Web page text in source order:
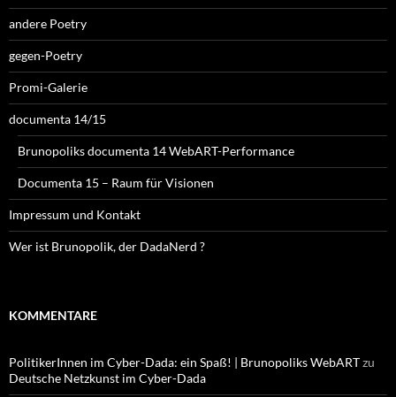
andere Poetry
gegen-Poetry
Promi-Galerie
documenta 14/15
Brunopoliks documenta 14 WebART-Performance
Documenta 15 – Raum für Visionen
Impressum und Kontakt
Wer ist Brunopolik, der DadaNerd ?
KOMMENTARE
PolitikerInnen im Cyber-Dada: ein Spaß! | Brunopoliks WebARTzu
Deutsche Netzkunst im Cyber-Dada